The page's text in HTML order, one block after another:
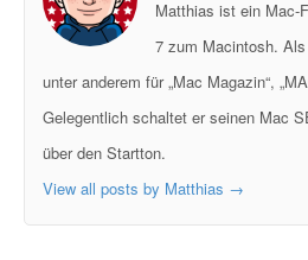
Matthias ist ein Mac-
7 zum Macintosh.
unter anderem für „Mac Magazin“,
Gelegentlich schaltet er seinen Mac
über den Startton.
View all posts by Matthias →